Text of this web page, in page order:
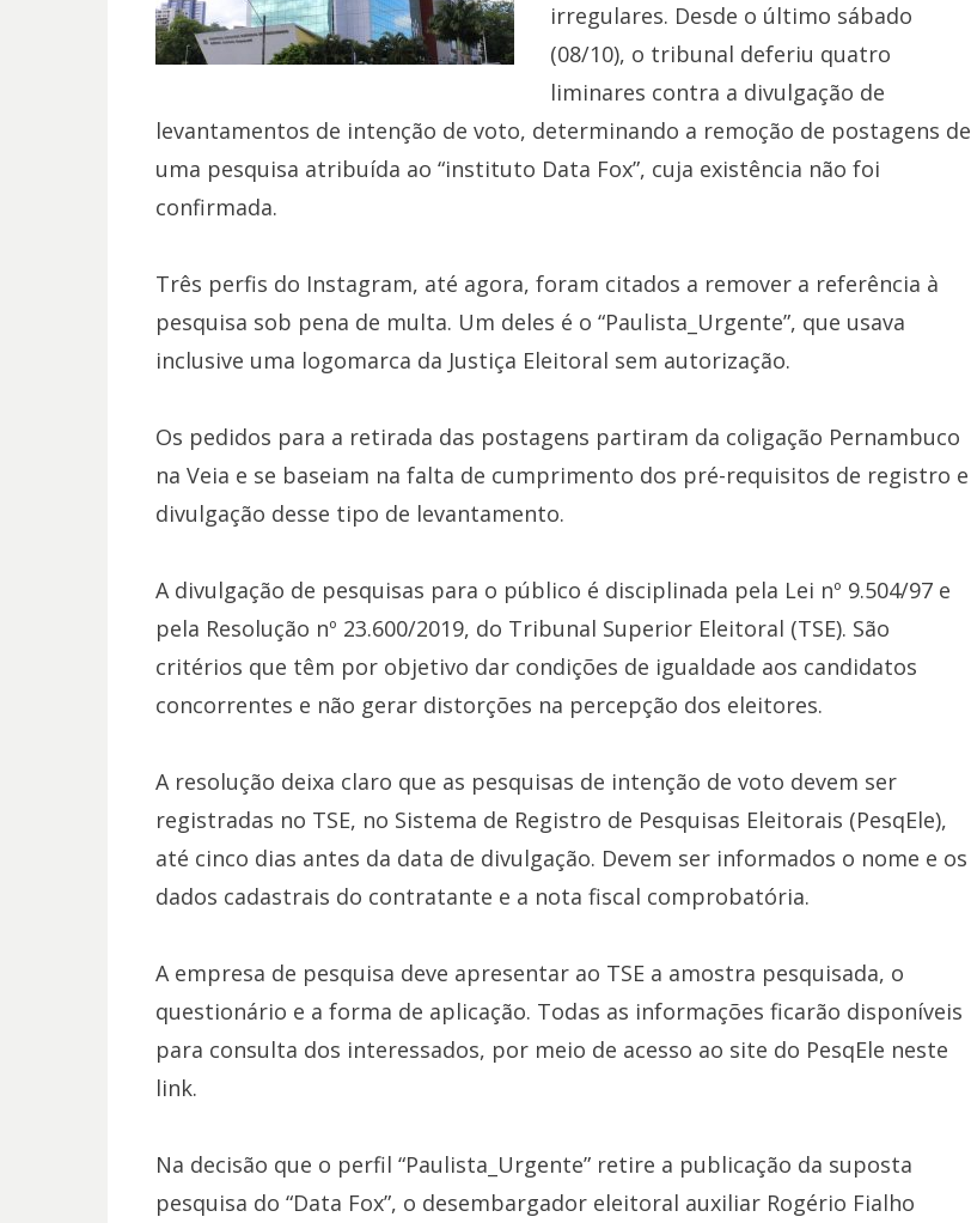
irregulares. Desde o último sábado
(08/10), o tribunal deferiu quatro
liminares contra a divulgação de
levantamentos de intenção de voto, determinando a remoção de postagens de
uma pesquisa atribuída ao “instituto Data Fox”, cuja existência não foi
confirmada.
Três perfis do Instagram, até agora, foram citados a remover a referência à
pesquisa sob pena de multa. Um deles é o “Paulista_Urgente”, que usava
inclusive uma logomarca da Justiça Eleitoral sem autorização.
Os pedidos para a retirada das postagens partiram da coligação Pernambuco
na Veia e se baseiam na falta de cumprimento dos pré-requisitos de registro e
divulgação desse tipo de levantamento.
A divulgação de pesquisas para o público é disciplinada pela Lei nº 9.504/97 e
pela Resolução nº 23.600/2019, do Tribunal Superior Eleitoral (TSE). São
critérios que têm por objetivo dar condições de igualdade aos candidatos
concorrentes e não gerar distorções na percepção dos eleitores.
A resolução deixa claro que as pesquisas de intenção de voto devem ser
registradas no TSE, no Sistema de Registro de Pesquisas Eleitorais (PesqEle),
até cinco dias antes da data de divulgação. Devem ser informados o nome e os
dados cadastrais do contratante e a nota fiscal comprobatória.
A empresa de pesquisa deve apresentar ao TSE a amostra pesquisada, o
questionário e a forma de aplicação. Todas as informações ficarão disponíveis
para consulta dos interessados, por meio de acesso ao site do PesqEle neste
link.
Na decisão que o perfil “Paulista_Urgente” retire a publicação da suposta
pesquisa do “Data Fox”, o desembargador eleitoral auxiliar Rogério Fialho